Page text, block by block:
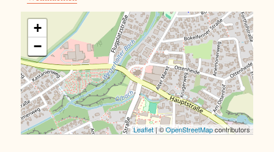
+
−
Leaflet| ©OpenStreetMapcontributors